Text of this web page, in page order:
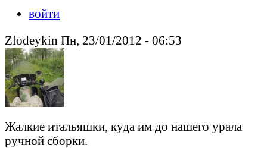
войти
Zlodeykin Пн, 23/01/2012 - 06:53
Жалкие итальяшки, куда им до нашего урала
ручной сборки.